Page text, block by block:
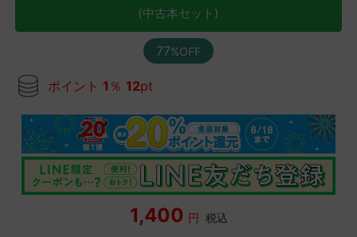
(中古本セット)
77%OFF
ポイント 1 ％ 12pt
1,400 円 税込